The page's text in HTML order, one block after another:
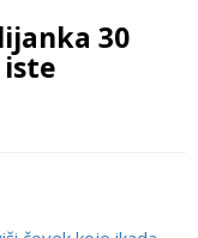
30